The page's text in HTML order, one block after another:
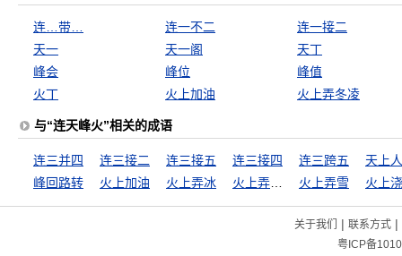
连…带… 连一不二
连一接二
天一
天一阁
天丁
峰会
峰位
峰值
火丁
火上加油 火上弄冬凌
与“连天峰火”相关的成语
连三并四 连三接二 连三接五 连三接四 连三跨五
天上
峰回路转
火上加油 火上弄冰 火上弄雪 火上
关于我们 | 联系方式|
粤ICP备